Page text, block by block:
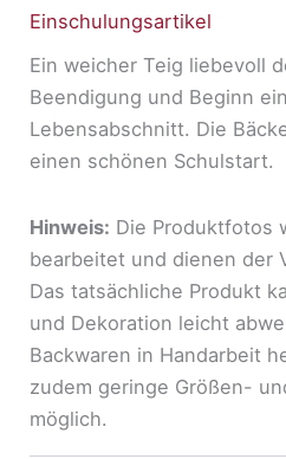
Einschulungsartikel
Ein weicher Teig liebevoll
Beendigung und Beginn
Lebensabschnitt. Die
einen schönen Schulstart.
Hinweis: Die Produktfotos
bearbeitet und dienen der
Das tatsächliche Produkt
und Dekoration leicht
Backwaren in Handarbeit
zudem geringe Größen-
möglich.